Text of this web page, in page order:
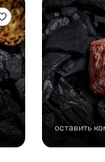
оставить